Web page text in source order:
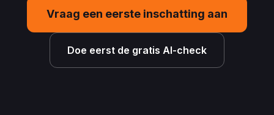
Vraag een eerste inschatting aan
Doe eerst de gratis AI-check